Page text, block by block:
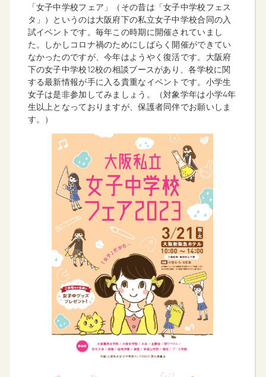
「女子中学校フェア」（その昔は「女子中学校フェス
タ」）というのは大阪府下の私立女子中学校合同の入
試イベントです。毎年この時期に開催されていまし
た。しかしコロナ禍のためにしばらく開催ができてい
なかったのですが、今年はようやく復活です。大阪府
下の女子中学校12校の相談ブースがあり、各学校に関
する最新情報が手に入る貴重なイベントです。小学生
女子は是非参加してみましょう。（対象学年は小学4年
生以上となっておりますが、保護者同伴でお願いしま
す。）